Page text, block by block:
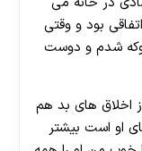
بود و وقتی
شدم و دوست
اخلاق های بد هم
او است بیشتر